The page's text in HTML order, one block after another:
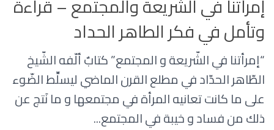
إمرأتنا في الشّريعة والمجتمع – قراءة
وتأمل في فكر الطاهر الحداد
“إمرأتنا في الشّريعة و المجتمع” كتابٌ ألّفه الشّيخ
الطّاهر الحدّاد في مطلع القرن الماضي ليسلِّط الضّوء
على ما كانت تعانيه المرأة في مجتمعها و ما نَتج عن
ذلك من فساد و خيبة في المجتمع...